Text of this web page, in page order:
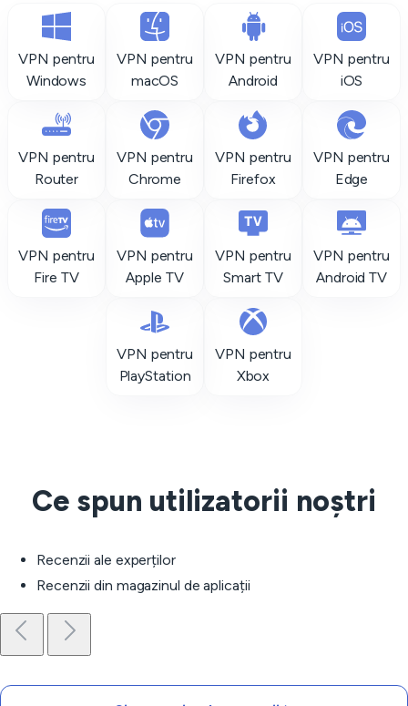
VPN pentru
Windows
VPN pentru
macOS
VPN pentru
Android
VPN pentru
iOS
VPN pentru
Router
VPN pentru
Chrome
VPN pentru
Firefox
VPN pentru
Edge
VPN pentru
Fire TV
VPN pentru
Apple TV
VPN pentru
Smart TV
VPN pentru
Android TV
VPN pentru
PlayStation
VPN pentru
Xbox
Ce spun utilizatorii noștri
Recenzii ale experților
Recenzii din magazinul de aplicații